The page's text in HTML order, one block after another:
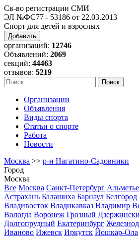
Св-во регистрации СМИ
ЭЛ №ФС77 - 53186 от 22.03.2013
Спорт для детей и взрослых
Добавить
организаций: 12746
Объявлений: 2069
секций: 44463
отзывов: 5219
Организации
Объявления
Виды спорта
Статьи о спорте
Работа
Новости
Москва >> р-н Нагатино-Садовники
Город
Москва
Все Москва Санкт-Петербург
Астрахань Балашиха Барнаул Белгород
Владивосток Владикавказ Владимир
Вологда Воронеж Грозный
Долгопрудный Екатеринбург
Иваново Ижевск Иркутск Йошкар-Ола